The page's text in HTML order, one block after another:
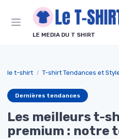
LE MEDIA DU T SHIRT
le t-shirt T-shirt Tendances et
Dernières tendances
Les meilleurs t-
premium : notre
Panneau de gestion des cookies